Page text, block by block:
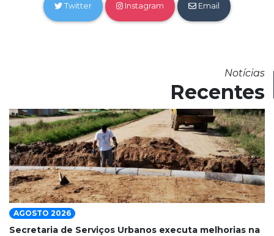
Twitter Instagram Email
Notícias
Recentes
AGOSTO 2026
Secretaria de Serviços Urbanos executa melhorias na